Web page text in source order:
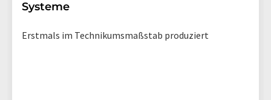
Systeme
Erstmals im Technikumsmaßstab produziert